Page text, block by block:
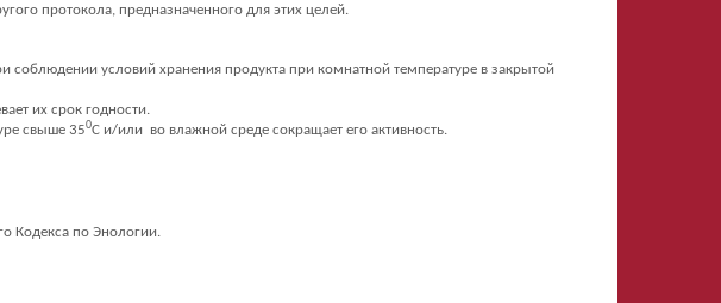
протокола, предназначенного для этих целей.
соблюдении условий хранения продукта при комнатной температуре в закрытой
их срок годности.
свыше 350С и/или во влажной среде сокращает его активность.
Кодекса по Энологии.